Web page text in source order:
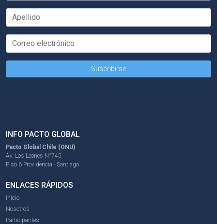
INFO PACTO GLOBAL
Pacto Global Chile (ONU)
Av. Los Leones N°745
Piso 6 Providencia - Santiago
ENLACES RÁPIDOS
Inicio
Nosotros
Participantes